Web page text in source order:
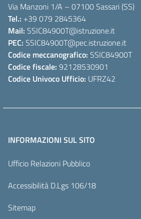
Via Manzoni 1/A – 07100 Sassari (SS)
Tel.: +39 079 2845364
Mail: SSIC84900T@istruzione.it
PEC: SSIC84900T@pec.istruzione.it
Codice meccanografico: SSIC84900T
Codice fiscale: 92128530901
Codice Univoco Ufficio: UFRZ42
INFORMAZIONI SUL SITO
Ufficio Relazioni Pubblico
Accessibilità D.Lgs 106/18
Sitemap